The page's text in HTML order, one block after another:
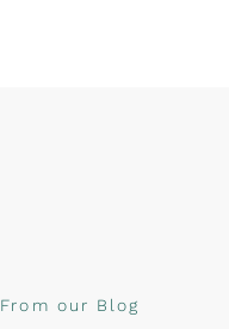
From our Blog